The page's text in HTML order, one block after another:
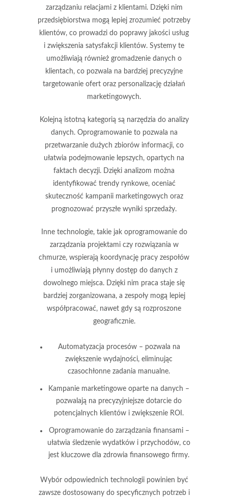
zarządzaniu relacjami z klientami. Dzięki nim
przedsiębiorstwa mogą lepiej zrozumieć potrzeby
klientów, co prowadzi do poprawy jakości usług
i zwiększenia satysfakcji klientów. Systemy te
umożliwiają również gromadzenie danych o
klientach, co pozwala na bardziej precyzyjne
targetowanie ofert oraz personalizację działań
marketingowych.
Kolejną istotną kategorią są narzędzia do analizy
danych. Oprogramowanie to pozwala na
przetwarzanie dużych zbiorów informacji, co
ułatwia podejmowanie lepszych, opartych na
faktach decyzji. Dzięki analizom można
identyfikować trendy rynkowe, oceniać
skuteczność kampanii marketingowych oraz
prognozować przyszłe wyniki sprzedaży.
Inne technologie, takie jak oprogramowanie do
zarządzania projektamiczy rozwiązania w
chmurze, wspierają koordynację pracy zespołów
i umożliwiają płynny dostęp do danych z
dowolnego miejsca. Dzięki nim praca staje się
bardziej zorganizowana, a zespoły mogą lepiej
współpracować, nawet gdy są rozproszone
geograficznie.
Automatyzacja procesów– pozwala na
zwiększenie wydajności, eliminując
czasochłonne zadania manualne.
Kampanie marketingowe oparte na danych –
pozwalają na precyzyjniejsze dotarcie do
potencjalnych klientów i zwiększenie ROI.
Oprogramowanie do zarządzania finansami–
ułatwia śledzenie wydatków i przychodów, co
jest kluczowe dla zdrowia finansowego firmy.
Wybór odpowiednich technologii powinien być
zawsze dostosowany do specyficznych potrzeb i